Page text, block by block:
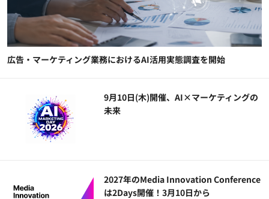
広告・マーケティング業務におけるAI活用実態調査を開始
9月10日(木)開催、AI×マーケティングの
未来
2027年のMedia Innovation Conference
は2Days開催！3月10日から